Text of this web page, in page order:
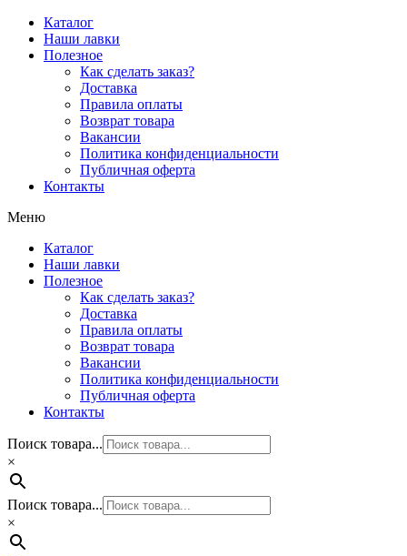
Перейти
содержимому
Каталог
Наши лавки
Полезное
Как сделать заказ?
Доставка
Правила оплаты
Возврат товара
Вакансии
Политика конфиденциальности
Публичная оферта
Контакты
Меню
Каталог
Наши лавки
Полезное
Как сделать заказ?
Доставка
Правила оплаты
Возврат товара
Вакансии
Политика конфиденциальности
Публичная оферта
Контакты
Поиск товара...
×
Поиск товара...
×